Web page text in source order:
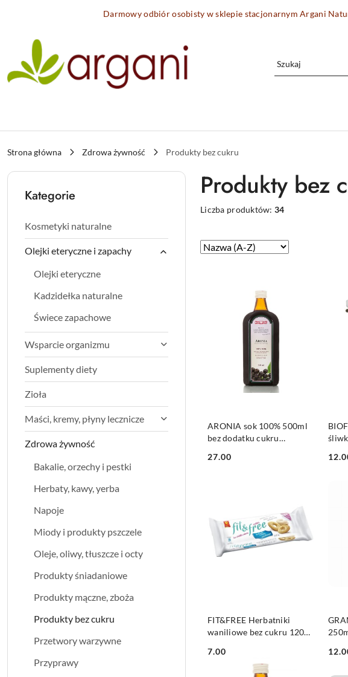
Przejdź do treści głównej
Przejdź do wyszukiwarki
Przejdź do moje konto
Przejdź do menu głównegoDarmowy odbiór osobisty w sklepie stacjonarnym Argani
Strona główna Zdrowa żywność Produkty bez cukru
Kategorie
Kosmetyki naturalne
Olejki eteryczne i zapachy
Olejki eteryczne
Kadzidełka naturalne
Świece zapachowe
Wsparcie organizmu
Suplementy diety
Zioła
Maści, kremy, płyny lecznicze
Zdrowa żywność
Bakalie, orzechy i pestki
Herbaty, kawy, yerba
Napoje
Miody i produkty pszczele
Oleje, oliwy, tłuszcze i octy
Produkty śniadaniowe
Produkty mączne, zboża
Produkty bez cukru
Przetwory warzywne
Przyprawy
Produkty bez
Liczba produktów:34
Zastosowano
Sortuj
ARONIA sok 100% 500ml
bez dodatku cukru
Cena:
27.00
FIT&FREE Herbatniki
waniliowe bez cukru 120g
Cena:
7.00